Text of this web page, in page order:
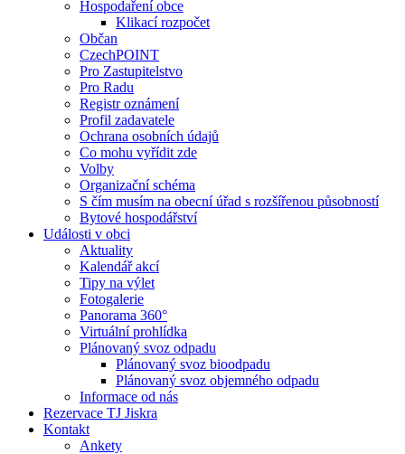
Hospodaření obce
Klikací rozpočet
Občan
CzechPOINT
Pro Zastupitelstvo
Pro Radu
Registr oznámení
Profil zadavatele
Ochrana osobních údajů
Co mohu vyřídit zde
Volby
Organizační schéma
S čím musím na obecní úřad s rozšířenou působností
Bytové hospodářství
Události v obci
Aktuality
Kalendář akcí
Tipy na výlet
Fotogalerie
Panorama 360°
Virtuální prohlídka
Plánovaný svoz odpadu
Plánovaný svoz bioodpadu
Plánovaný svoz objemného odpadu
Informace od nás
Rezervace TJ Jiskra
Kontakt
Ankety